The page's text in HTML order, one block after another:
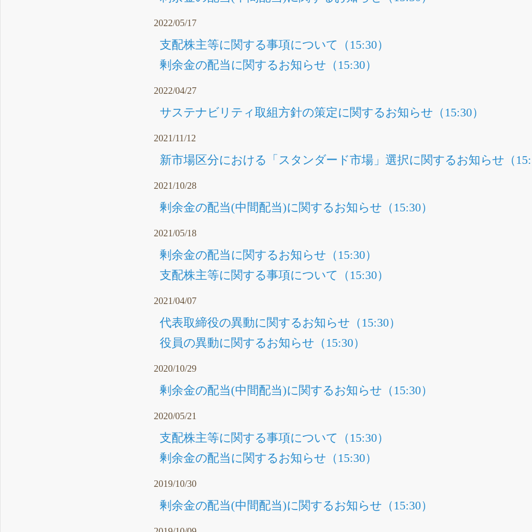
2022/05/17
支配株主等に関する事項について（15:30）
剰余金の配当に関するお知らせ（15:30）
2022/04/27
サステナビリティ取組方針の策定に関するお知らせ（15:30）
2021/11/12
新市場区分における「スタンダード市場」選択に関するお知らせ（
2021/10/28
剰余金の配当(中間配当)に関するお知らせ（15:30）
2021/05/18
剰余金の配当に関するお知らせ（15:30）
支配株主等に関する事項について（15:30）
2021/04/07
代表取締役の異動に関するお知らせ（15:30）
役員の異動に関するお知らせ（15:30）
2020/10/29
剰余金の配当(中間配当)に関するお知らせ（15:30）
2020/05/21
支配株主等に関する事項について（15:30）
剰余金の配当に関するお知らせ（15:30）
2019/10/30
剰余金の配当(中間配当)に関するお知らせ（15:30）